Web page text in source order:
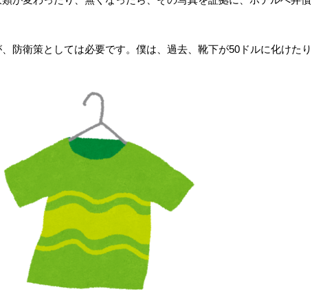
防衛策としては必要です。僕は、過去、靴下が50ドルに化けたり